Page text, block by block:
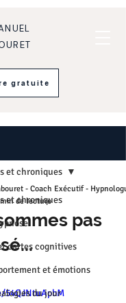
gratuite
et chroniques
cartes cognitives
et émotions
du jour
et chroniques
pas
- Coach Exécutif -
de lecture
sur 5.